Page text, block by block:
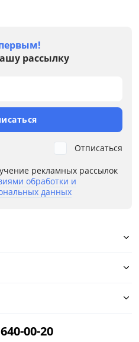
рассылку
рекламных рассылок
обработки и
данных
Отписаться
00-20